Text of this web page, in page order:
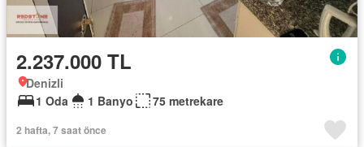
2.237.000 TL
Denizli
1 Oda
1 Banyo 75 metrekare
2 hafta, 7 saat önce